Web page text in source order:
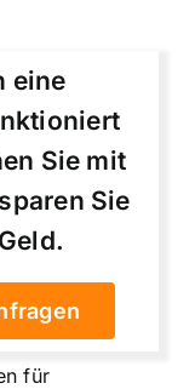
eine
Sie mit
Sie
für